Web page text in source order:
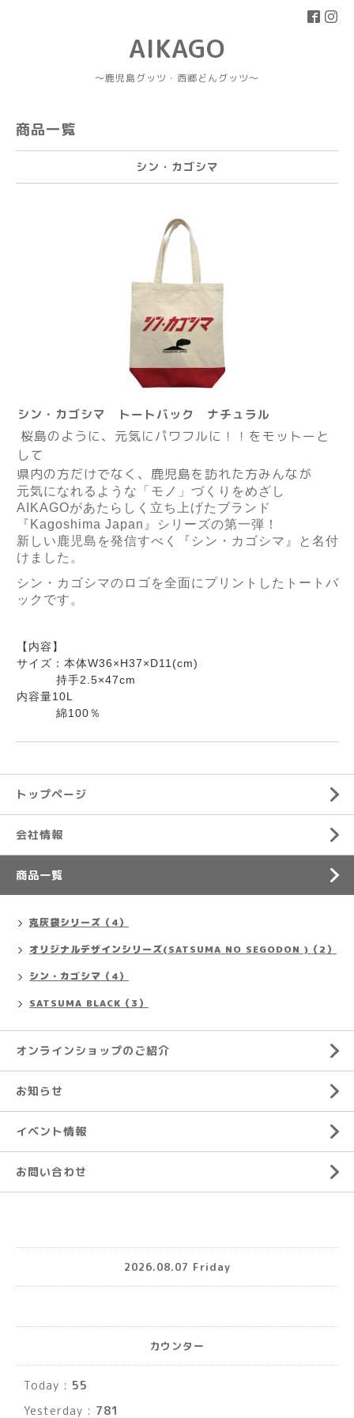
AIKAGO
～鹿児島グッツ・西郷どんグッツ～
商品一覧
シン・カゴシマ
シン・カゴシマ トートバック ナチュラル
桜島のように、元気にパワフルに！！をモットーと
して
県内の方だけでなく、鹿児島を訪れた方みんなが
元気になれるような「モノ」づくりをめざし
AIKAGOがあたらしく立ち上げたブランド
『 Kagoshima Japan 』シリーズの第一弾！
新しい鹿児島を発信すべく『シン・カゴシマ』と名付
けました。
シン・カゴシマのロゴを全面にプリントしたトートバ
ックです。
【内容】
サイズ：本体W36×H37×D11(cm)
持手2.5×47cm
内容量10L
綿100％
トップページ
会社情報
商品一覧
克灰袋シリーズ（4）
オリジナルデザインシリーズ(SATSUMA NO SEGODON )（2）
シン・カゴシマ（4）
SATSUMA BLACK（3）
オンラインショップのご紹介
お知らせ
イベント情報
お問い合わせ
2026.08.07 Friday
カウンター
Today : 55
Yesterday : 781